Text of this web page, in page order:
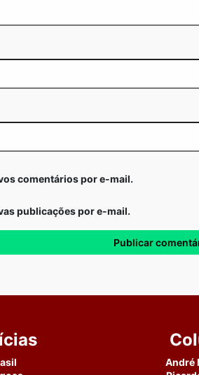
comentários por e-mail.
publicações por e-mail.
André